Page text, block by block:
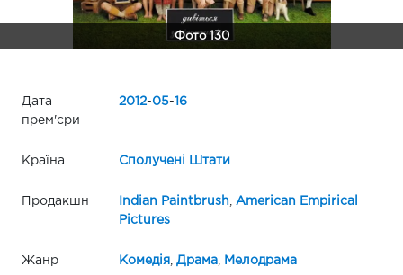
Фото 130
Дата
прем'єри
2012-05- 16
Країна Сполучені Штати
Продакшн Indian Paintbrush
American Empirical
Pictures
Жанр Комедія Драма, Мелодрама